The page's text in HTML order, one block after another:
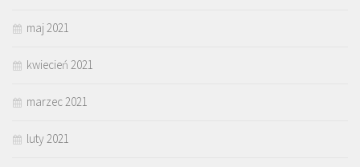
maj 2021
kwiecień 2021
marzec 2021
luty 2021